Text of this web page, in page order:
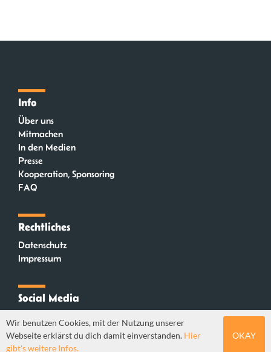
Info
Über uns
Mitmachen
In den Medien
Presse
Kooperation, Sponsoring
FAQ
Rechtliches
Datenschutz
Impressum
Social Media
Mastodon
Wir benutzen Cookies, mit der Nutzung unserer
Webseite erklärst du dich damit einverstanden. Hier
gibt's weitere Infos.
OKAY